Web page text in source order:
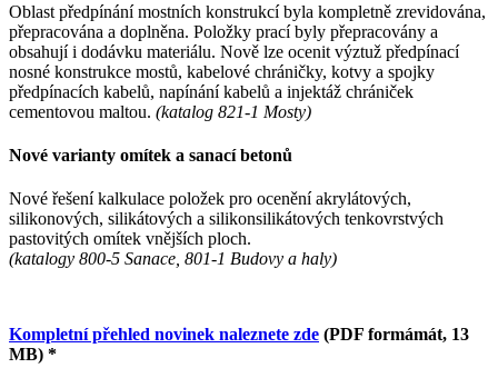
Oblast předpínání mostních konstrukcí byla kompletně zrevidována,
přepracována a doplněna. Položky prací byly přepracovány a
obsahují i dodávku materiálu. Nově lze ocenit výztuž předpínací
nosné konstrukce mostů, kabelové chráničky, kotvy a spojky
předpínacích kabelů, napínání kabelů a injektáž chrániček
cementovou maltou. (katalog 821-1 Mosty)
Nové varianty omítek a sanací betonů
Nové řešení kalkulace položek pro ocenění akrylátových,
silikonových, silikátových a silikonsilikátových tenkovrstvých
pastovitých omítek vnějších ploch.
(katalogy 800-5 Sanace, 801-1 Budovy a haly)
Kompletní přehled novinek naleznete zde (PDF formámát, 13
MB) *